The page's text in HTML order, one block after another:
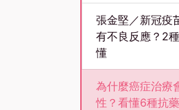
張金堅／新冠疫
有不良反應？2
懂
為什麼癌症治療
性？看懂6種抗